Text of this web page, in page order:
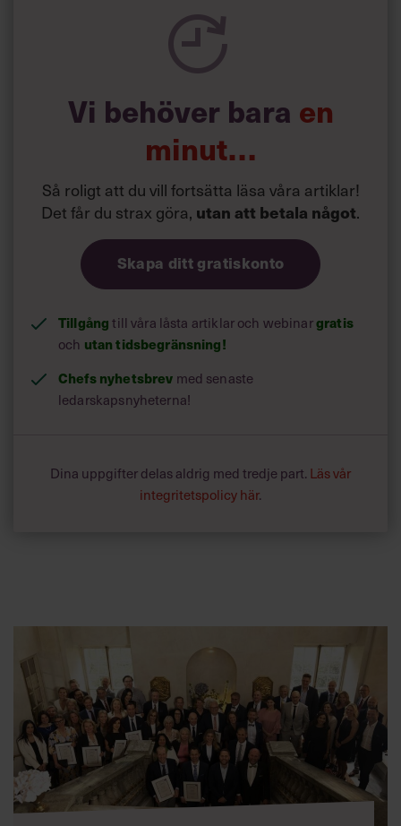
som skulle visa sig vara mycket roligare än jag hade trott.
Nästan roligare än det andra.”
Hur hon skulle bete sig som chef hade Cissi Elwin
Vi behöver bara en
minut…
Så roligt att du vill fortsätta läsa våra artiklar!
Det får du strax göra, utan att betala något.
Skapa ditt gratiskonto
Tillgångtill våra låsta artiklar och webinargratis
och utan tidsbegränsning!
Chefs nyhetsbrev med senaste
ledarskapsnyheterna!
Dina uppgifter delas aldrig med tredje part. Läs vår
integritetspolicy här.